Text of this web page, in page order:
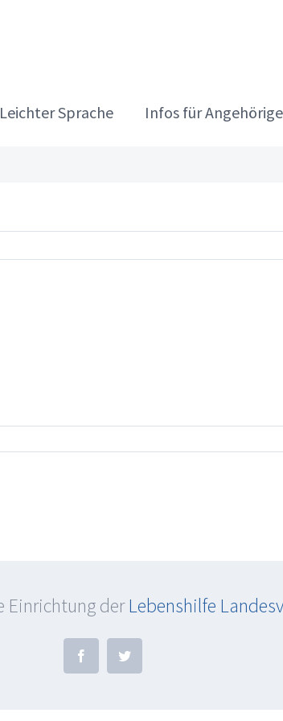
Sprache Infos für Angehörige
derLebenshilfe
FacebookTwitter